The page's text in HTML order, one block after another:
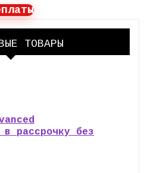
ТОВАРЫ
рассрочку без